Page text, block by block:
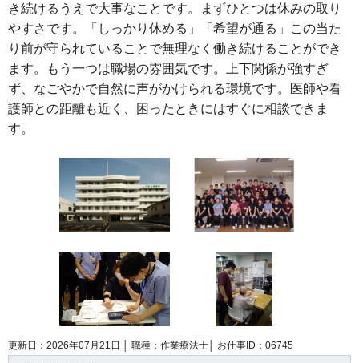
き続けるうえで大事なことです。まずひとつは休みの取り
やすさです。「しっかり休める」「希望が通る」この当た
り前が守られていることで無理なく働き続けることができ
ます。もう一つは職場の雰囲気です。上下関係が強すぎ
ず、なごやかで自然に声がかけられる環境です。医師や看
護師との距離も近く、困ったときにはすぐに相談できま
す。
更新日：2026年07月21日 │ 職種：作業療法士│ お仕事ID：06745